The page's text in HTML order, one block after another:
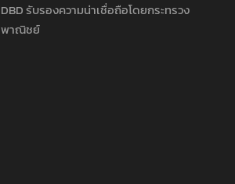
DBD รับรองความน่าเชื่อถือโดยกระทรวง
พาณิชย์